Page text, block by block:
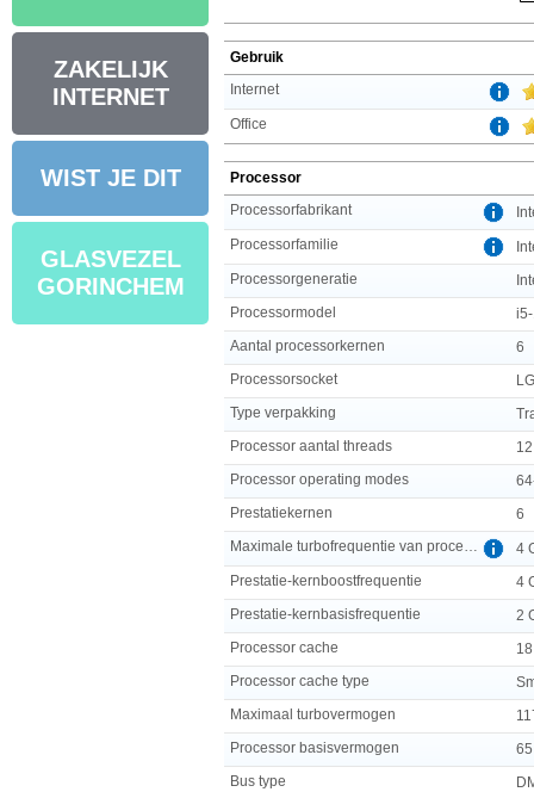
ZAKELIJK
INTERNET
WIST JE DIT
GLASVEZEL
GORINCHEM
Gebruik
Internet
Office
Processor
Processorfabrikant
Processorfamilie
Processorgeneratie
Processormodel
Aantal processorkernen
6
Processorsocket
Type verpakking
Processor aantal threads
12
Processor operating modes
Prestatiekernen
6
4
Prestatie-kernboostfrequentie
4
Prestatie-kernbasisfrequentie
2
Processor cache
Processor cache type
Maximaal turbovermogen
Processor basisvermogen
Bus type